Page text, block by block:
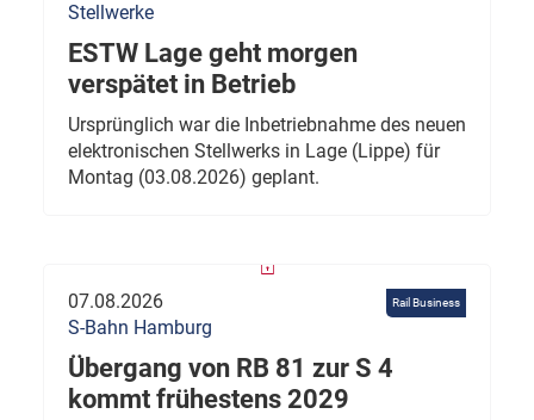
Stellwerke
ESTW Lage geht morgen
verspätet in Betrieb
Ursprünglich war die Inbetriebnahme des neuen
elektronischen Stellwerks in Lage (Lippe) für
Montag (03.08.2026) geplant.
Rail Business
07.08.2026
S-Bahn Hamburg
Übergang von RB 81 zur S 4
kommt frühestens 2029